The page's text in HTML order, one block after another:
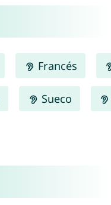
Francés
Sueco